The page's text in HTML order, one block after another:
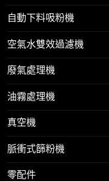
自動下料吸粉機
空氣水雙效過濾機
廢氣處理機
油霧處理機
真空機
脈衝式篩粉機
零配件